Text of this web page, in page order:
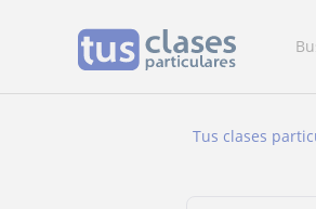
Tus clases